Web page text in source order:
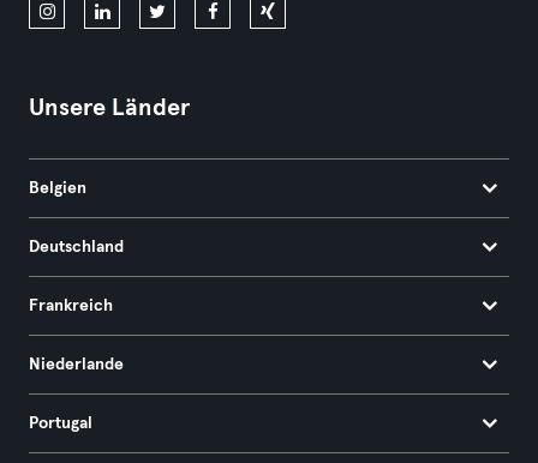
Unsere Länder
Belgien
Deutschland
Frankreich
Niederlande
Portugal